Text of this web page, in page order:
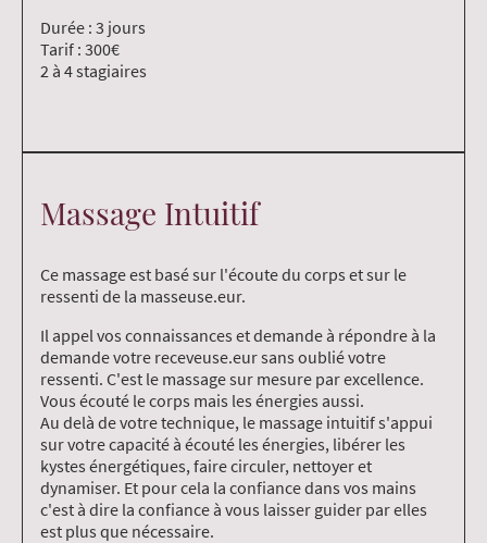
Durée : 3 jours
Tarif : 300€
2 à 4 stagiaires
Massage Intuitif
Ce massage est basé sur l'écoute du corps et sur le
ressenti de la masseuse.eur.
Il appel vos connaissances et demande à répondre à la
demande votre receveuse.eur sans oublié votre
ressenti. C'est le massage sur mesure par excellence.
Vous écouté le corps mais les énergies aussi.
Au delà de votre technique, le massage intuitif s'appui
sur votre capacité à écouté les énergies, libérer les
kystes énergétiques, faire circuler, nettoyer et
dynamiser. Et pour cela la confiance dans vos mains
c'est à dire la confiance à vous laisser guider par elles
est plus que nécessaire.